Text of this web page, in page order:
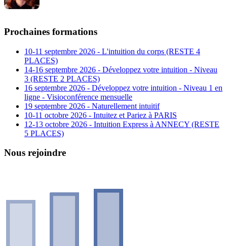
Prochaines formations
10-11 septembre 2026 - L'intuition du corps (RESTE 4
PLACES)
14-16 septembre 2026 - Développez votre intuition - Niveau
3 (RESTE 2 PLACES)
16 septembre 2026 - Développez votre intuition - Niveau 1 en
ligne - Visioconférence mensuelle
19 septembre 2026 - Naturellement intuitif
10-11 octobre 2026 - Intuitez et Pariez à PARIS
12-13 octobre 2026 - Intuition Express à ANNECY (RESTE
5 PLACES)
Nous rejoindre